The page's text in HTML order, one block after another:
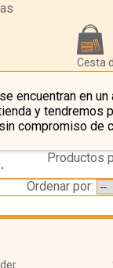
Cesta
encuentran en un
y tendremos
compromiso de
antonio
Productos
Ordenar por: